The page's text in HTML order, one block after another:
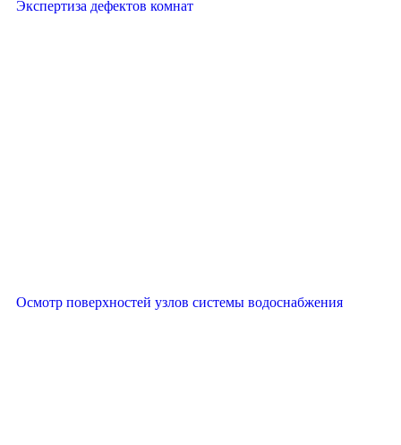
Экспертиза дефектов комнат
Осмотр поверхностей узлов системы водоснабжения